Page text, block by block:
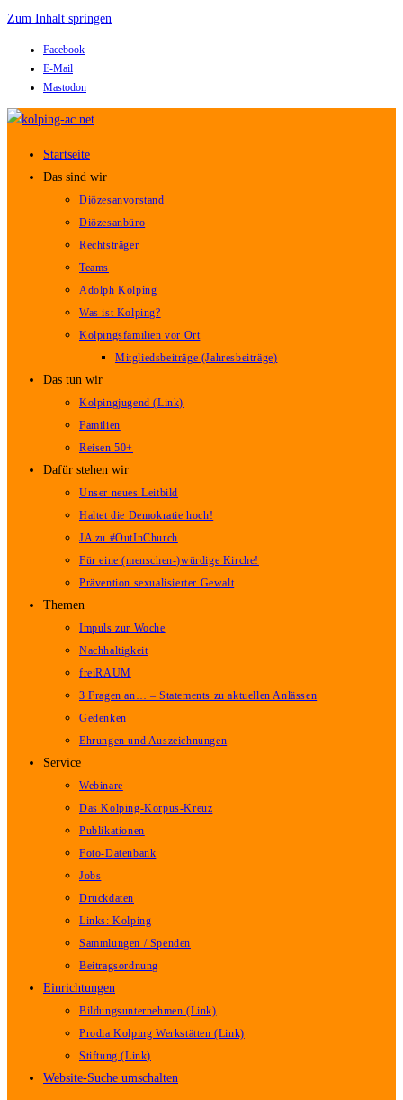
Zum Inhalt springen
Facebook
E-Mail
Mastodon
Startseite
Das sind wir
Diözesanvorstand
Diözesanbüro
Rechtsträger
Teams
Adolph Kolping
Was ist Kolping?
Kolpingsfamilien vor Ort
Mitgliedsbeiträge (Jahresbeiträge)
Das tun wir
Kolpingjugend (Link)
Familien
Reisen 50+
Dafür stehen wir
Unser neues Leitbild
Haltet die Demokratie hoch!
JA zu #OutInChurch
Für eine (menschen-)würdige Kirche!
Prävention sexualisierter Gewalt
Themen
Impuls zur Woche
Nachhaltigkeit
freiRAUM
3 Fragen an… – Statements zu aktuellen Anlässen
Gedenken
Ehrungen und Auszeichnungen
Service
Webinare
Das Kolping-Korpus-Kreuz
Publikationen
Foto-Datenbank
Jobs
Druckdaten
Links: Kolping
Sammlungen / Spenden
Beitragsordnung
Einrichtungen
Bildungsunternehmen (Link)
Prodia Kolping Werkstätten (Link)
Stiftung (Link)
Website-Suche umschalten